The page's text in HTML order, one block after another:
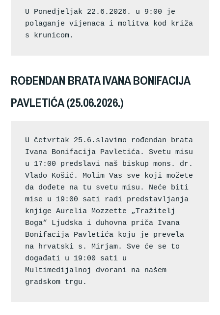
U Ponedjeljak 22.6.2026. u 9:00 je
polaganje vijenaca i molitva kod križa
s krunicom.
ROĐENDAN BRATA IVANA BONIFACIJA
PAVLETIĆA (25.06.2026.)
U četvrtak 25.6.slavimo rođendan brata
Ivana Bonifacija Pavletića. Svetu misu
u 17:00 predslavi naš biskup mons. dr.
Vlado Košić. Molim Vas sve koji možete
da dođete na tu svetu misu. Neće biti
mise u 19:00 sati radi predstavljanja
knjige Aurelia Mozzette „Tražitelj
Boga“ Ljudska i duhovna priča Ivana
Bonifacija Pavletića koju je prevela
na hrvatski s. Mirjam. Sve će se to
događati u 19:00 sati u
Multimedijalnoj dvorani na našem
gradskom trgu.